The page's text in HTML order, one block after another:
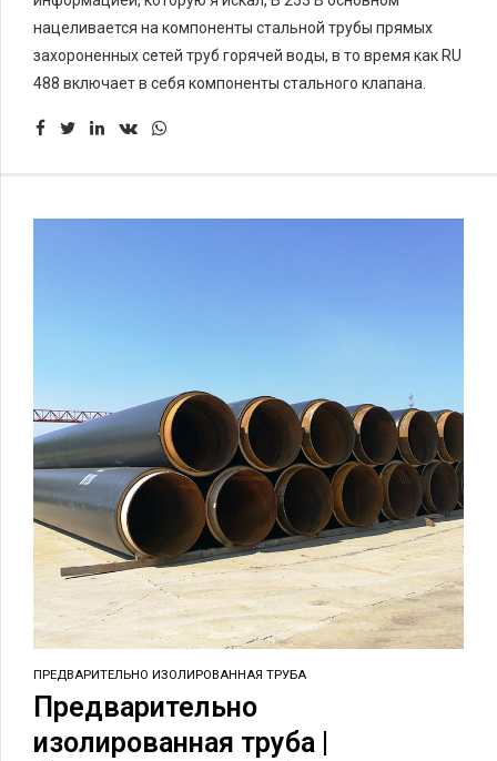
нацеливается на компоненты стальной трубы прямых
захороненных сетей труб горячей воды, в то время как RU
488 включает в себя компоненты стального клапана.
ПРЕДВАРИТЕЛЬНО ИЗОЛИРОВАННАЯ ТРУБА
Предварительно
изолированная труба |